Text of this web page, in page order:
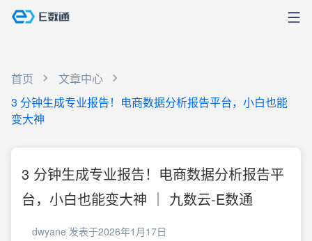
首页
文章中心
3 分钟生成专业报告！电商数据分析报告平台，小白也能
变大神
3 分钟生成专业报告！电商数据分析报告平
台，小白也能变大神 ｜ 九数云-E数通
dwyane 发表于2026年1月17日